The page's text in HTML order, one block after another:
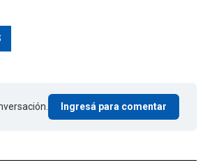
Ingresá para comentar